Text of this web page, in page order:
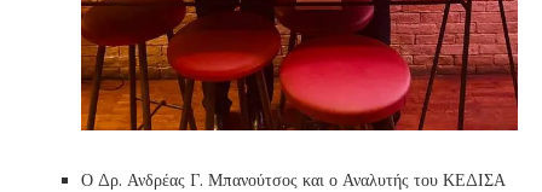
Ο Δρ. Ανδρέας Γ. Μπανούτσος και ο Αναλυτής του ΚΕΔΙΣΑ